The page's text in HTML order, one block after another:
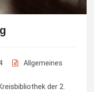
Allgemeines
der 2.